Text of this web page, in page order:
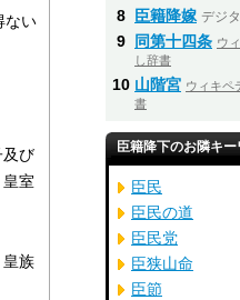
ない
び
室
族
8 臣籍降嫁 デジ
9 同第十四条 ウ
し辞書
10 山階宮 ウィキペ
書
臣籍降下のお隣キー
臣民
臣民の道
臣民党
臣狭山命
臣節